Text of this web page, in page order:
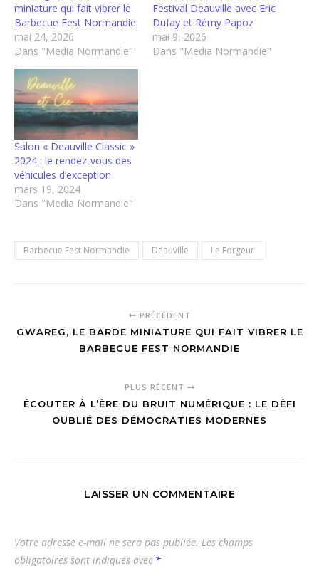
miniature qui fait vibrer le
Barbecue Fest Normandie
mai 24, 2026
Dans "Media Normandie"
Festival Deauville avec Eric
Dufay et Rémy Papoz
mai 9, 2026
Dans "Media Normandie"
Salon « Deauville Classic »
2024 : le rendez-vous des
véhicules d’exception
mars 19, 2024
Dans "Media Normandie"
Barbecue Fest Normandie Deauville Le Forgeur
PRÉCÉDENT
GWAREG, LE BARDE MINIATURE QUI FAIT VIBRER LE
BARBECUE FEST NORMANDIE
PLUS RÉCENT
ÉCOUTER À L’ÈRE DU BRUIT NUMÉRIQUE : LE DÉFI
OUBLIÉ DES DÉMOCRATIES MODERNES
LAISSER UN COMMENTAIRE
Votre adresse e-mail ne sera pas publiée. Les champs
obligatoires sont indiqués avec *